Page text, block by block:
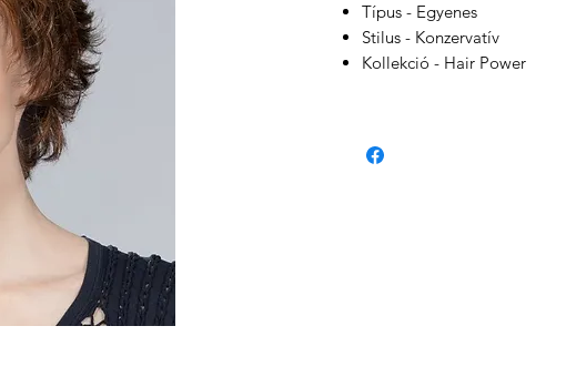
Típus - Egyenes
Stilus - Konzervatív
Kollekció - Hair Power